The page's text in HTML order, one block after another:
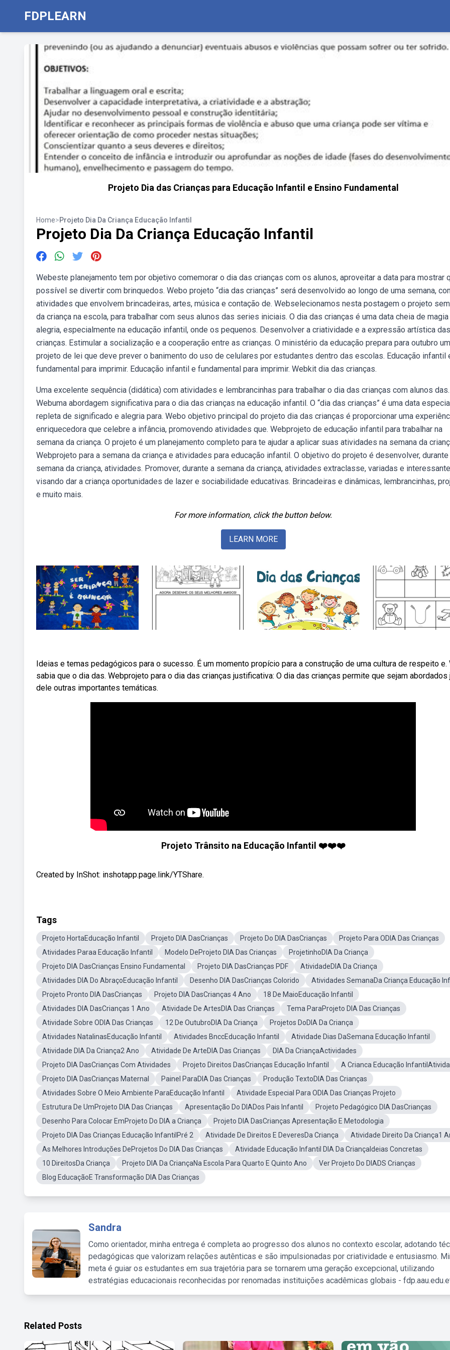
FDPLEARN
Projeto Dia das Crianças para Educação Infantil e Ensino Fundamental
Home>Projeto Dia Da Criança Educação Infantil
Projeto Dia Da Criança Educação Infantil
Webeste planejamento tem por objetivo comemorar o dia das crianças com os alunos, aproveitar a data para mostrar
possível se divertir com brinquedos. Webo projeto “dia das crianças” será desenvolvido ao longo de uma semana,
atividades que envolvem brincadeiras, artes, música e contação de. Webselecionamos nesta postagem o projeto
da criança na escola, para trabalhar com seus alunos das series iniciais. O dia das crianças é uma data cheia de magia
alegria, especialmente na educação infantil, onde os pequenos. Desenvolver a criatividade e a expressão artística das
crianças. Estimular a socialização e a cooperação entre as crianças. O ministério da educação prepara para outubro um
projeto de lei que deve prever o banimento do uso de celulares por estudantes dentro das escolas. Educação infantil
fundamental para imprimir. Educação infantil e fundamental para imprimir. Webkit dia das crianças.
Uma excelente sequência (didática) com atividades e lembrancinhas para trabalhar o dia das crianças com alunos das.
Webuma abordagem significativa para o dia das crianças na educação infantil. O “dia das crianças” é uma data
repleta de significado e alegria para. Webo objetivo principal do projeto dia das crianças é proporcionar uma
enriquecedora que celebre a infância, promovendo atividades que. Webprojeto de educação infantil para trabalhar na
semana da criança. O projeto é um planejamento completo para te ajudar a aplicar suas atividades na semana da
Webprojeto para a semana da criança e atividades para educação infantil. O objetivo do projeto é desenvolver, durante
semana da criança, atividades. Promover, durante a semana da criança, atividades extraclasse, variadas e
visando dar a criança oportunidades de lazer e sociabilidade educativas. Brincadeiras e dinâmicas, lembrancinhas,
e muito mais.
For more information, click the button below.
LEARN MORE
Ideias e temas pedagógicos para o sucesso. É um momento propício para a construção de uma cultura de respeito e.
sabia que o dia das. Webprojeto para o dia das crianças justificativa: O dia das crianças permite que sejam abordados
dele outras importantes temáticas.
Projeto Trânsito na Educação Infantil ❤️❤️❤️
Created by InShot: inshotapp.page.link/YTShare.
Tags
Projeto HortaEducação Infantil Projeto DIA DasCrianças Projeto Do DIA DasCrianças
Projeto Para ODIA Das Crianças
Atividades Paraa Educação Infantil
Modelo DeProjeto DIA Das Crianças
ProjetinhoDIA Da Criança
Projeto DIA DasCrianças Ensino Fundamental
Projeto DIA DasCrianças PDF
AtividadeDIA Da Criança
Atividades DIA Do AbraçoEducação Infantil
Desenho DIA DasCrianças Colorido
Atividades SemanaDa Criança Educação
Projeto Pronto DIA DasCrianças
Projeto DIA DasCrianças 4 Ano
18 De MaioEducação Infantil
Atividades DIA DasCrianças 1 Ano
Atividade De ArtesDIA Das Crianças
Tema ParaProjeto DIA Das Crianças
Atividade Sobre ODIA Das Crianças
12 De OutubroDIA Da Criança
Projetos DoDIA Da Criança
Atividades NatalinasEducação Infantil
Atividades BnccEducação Infantil
Atividade Dias DaSemana Educação Infantil
Atividade DIA Da Criança2 Ano
Atividade De ArteDIA Das Crianças
DIA Da CriançaActividades
Projeto DIA DasCrianças Com Atividades
Projeto Direitos DasCrianças Educação Infantil
A Crianca Educação
Projeto DIA DasCrianças Maternal
Painel ParaDIA Das Crianças
Produção TextoDIA Das Crianças
Atividades Sobre O Meio Ambiente ParaEducação Infantil
Atividade Especial Para ODIA Das Crianças Projeto
Estrutura De UmProjeto DIA Das Crianças
Apresentação Do DIADos Pais Infantil
Projeto Pedagógico DIA DasCrianças
Desenho Para Colocar EmProjeto Do DIA a Criança
Projeto DIA DasCrianças Apresentação E Metodologia
Projeto DIA Das Crianças Educação InfantilPré 2
Atividade De Direitos E DeveresDa Criança
Atividade Direito Da Criança1
As Melhores Introduções DeProjetos Do DIA Das Crianças
Atividade Educação Infantil DIA Da CriançaIdeias Concretas
10 DireitosDa Criança
Projeto DIA Da CriançaNa Escola Para Quarto E Quinto Ano
Ver Projeto Do DIADS Crianças
Blog EducaçãoE Transformação DIA Das Crianças
Sandra
Como orientador, minha entrega é completa ao progresso dos alunos no contexto escolar, adotando
pedagógicas que valorizam relações autênticas e são impulsionadas por criatividade e entusiasmo.
meta é guiar os estudantes em sua trajetória para se tornarem uma geração excepcional, utilizando
estratégias educacionais reconhecidas por renomadas instituições acadêmicas globais -
Related Posts